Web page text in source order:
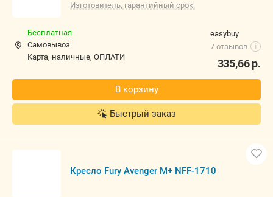
Изготовитель, гарантийный срок.
easybuy
7 отзывов
i
Бесплатная
Самовывоз
карта, наличные, ОПЛАТИ
335,66р.
В корзину
Быстрый заказ
Кресло Fury Avenger M+ NFF-1710